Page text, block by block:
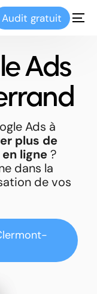
Audit gratuit
Ads
Ads à
plus de
ligne?
dans la
de vos